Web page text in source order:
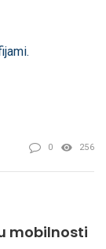
0 256
mobilnosti